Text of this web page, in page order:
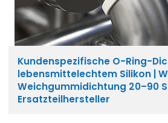
Kundenspezifische O-Ring-
lebensmittelechtem Silikon |
Weichgummidichtung 20–90
Ersatzteilhersteller